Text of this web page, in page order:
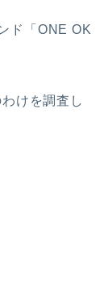
ド「ONE OK
けを調査し